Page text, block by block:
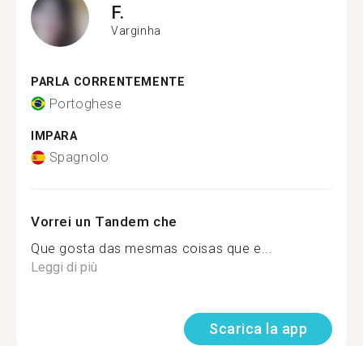
F.
Varginha
PARLA CORRENTEMENTE
Portoghese
IMPARA
Spagnolo
Vorrei un Tandem che
Que gosta das mesmas coisas que e...
Leggi di più
Scarica la app